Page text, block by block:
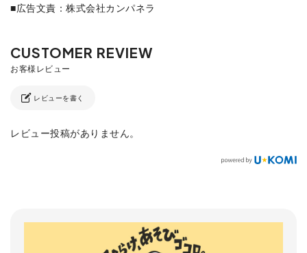
■広告文責：株式会社カンパネラ
レビューを書く
レビュー投稿がありません。